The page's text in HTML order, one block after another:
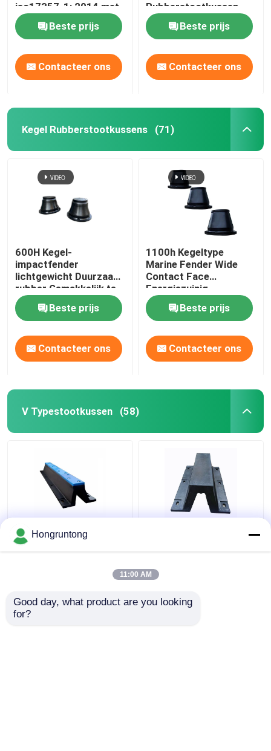
iso17357-1: 2014 met
Veiligheidsklep
Beste prijs
Contacteer ons
Rubberstootkussen
3.3*6.5M 80kPa voor
STS-Verrichtingen
Beste prijs
Contacteer ons
Kegel Rubberstootkussens (71)
600H Kegel-
impactfender
lichtgewicht Duurzaam
rubber Gemakkelijk te
installeren
Beste prijs
Contacteer ons
1100h Kegeltype
Marine Fender Wide
Contact Face
Energiezuinig
Corrosiebestendig
Beste prijs
Contacteer ons
V Typestootkussen (58)
Marine Dock Textured
V van de het
het Typestootkussen
Lange Levensduur V de
Typestootkussen voor
Marine Mooring
Hongruntong
11:00 AM
Good day, what product are you looking
for?